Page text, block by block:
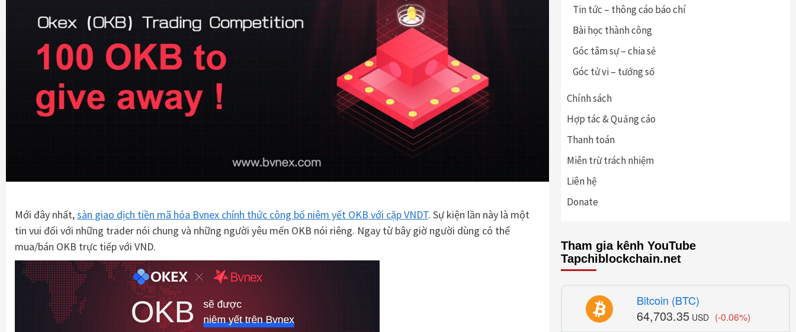
Mới đây nhất,sàn giao dịch tiền mã hóa Bvnex chính thức công bố niêm yết OKB với cặp VNDT. Sự kiện lần này là một
tin vui đối với những trader nói chung và những người yêu mến OKB nói riêng. Ngay từ bây giờ người dùng có thể
mua/bán OKB trực tiếp với VND.
Tin tức – thông cáo báo chí
Bài học thành công
Góc tâm sự – chia sẻ
Góc tử vi – tướng số
Chính sách
Hợp tác & Quảng cáo
Thanh toán
Miễn trừ trách nhiệm
Liên hệ
Donate
Tham gia kênh YouTube
Tapchiblockchain.net
Bitcoin (BTC)
64,703.35 USD (-0.06%)